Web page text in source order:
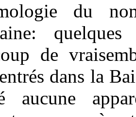
du
de
dans la
aucune